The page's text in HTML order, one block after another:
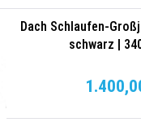
Dach Schlaufen-
schwarz |